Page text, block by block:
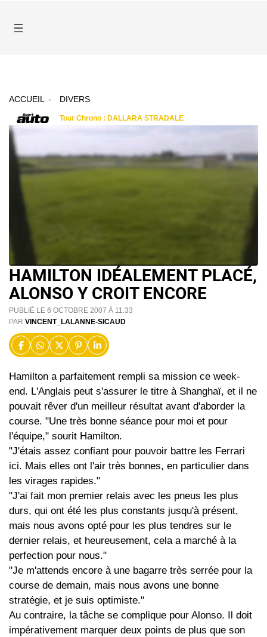
ACCUEIL DIVERS
HAMILTON IDÉALEMENT PLACÉ,
ALONSO Y CROIT ENCORE
PUBLIÉ LE 6 OCTOBRE 2007 À 11:33
PAR VINCENT_LALANNE-SICAUD
Hamilton a parfaitement rempli sa mission ce week-
end. L'Anglais peut s'assurer le titre à Shanghaï, et il ne
pouvait rêver d'un meilleur résultat avant d'aborder la
course. "Une très bonne séance pour moi et pour
l'équipe," sourit Hamilton.
"J'étais assez confiant pour pouvoir battre les Ferrari
ici. Mais elles ont l'air très bonnes, en particulier dans
les virages rapides."
"J'ai fait mon premier relais avec les pneus les plus
durs, qui ont été les plus constants jusqu'à présent,
mais nous avons opté pour les plus tendres sur le
dernier relais, et heureusement, cela a marché à la
perfection pour nous."
"Je m'attends encore à une bagarre très serrée pour la
course de demain, mais nous avons une bonne
stratégie, et je suis optimiste."
Au contraire, la tâche se complique pour Alonso. Il doit
impérativement marquer deux points de plus que son